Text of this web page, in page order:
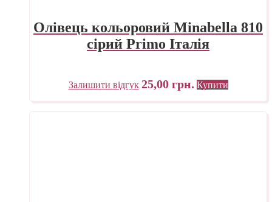
Олівець кольоровий Minabella 810
сірий Primo Італія
Залишити відгук 25,00 грн. Купити